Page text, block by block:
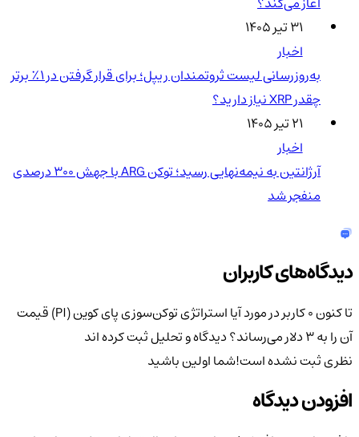
۳۱ تیر ۱۴۰۵
اخبار
به‌روزرسانی لیست ثروتمندان ریپل؛ برای قرار گرفتن در ۱٪ برتر
چقدر XRP نیاز دارید؟
۲۱ تیر ۱۴۰۵
اخبار
آرژانتین به نیمه‌نهایی رسید؛ توکن ARG با جهش ۳۰۰ درصدی
منفجر شد
دیدگاه‌های کاربران
تا کنون 0 کاربر در مورد
آیا استراتژی توکن‌سوزی پای کوین (PI) قیمت
آن را به ۳ دلار می‌رساند؟
دیدگاه و تحلیل ثبت کرده اند
نظری ثبت نشده است!شما اولین باشید
افزودن دیدگاه